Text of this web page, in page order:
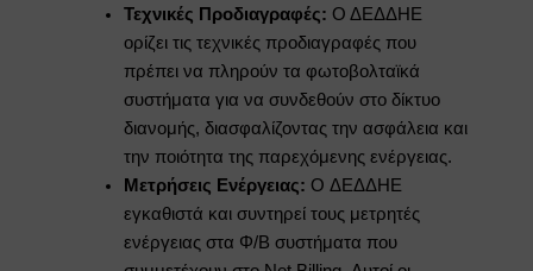
Τεχνικές Προδιαγραφές: Ο ΔΕΔΔΗΕ
ορίζει τις τεχνικές προδιαγραφές που
πρέπει να πληρούν τα φωτοβολταϊκά
συστήματα για να συνδεθούν στο δίκτυο
διανομής, διασφαλίζοντας την ασφάλεια και
την ποιότητα της παρεχόμενης ενέργειας.
Μετρήσεις Ενέργειας: O ΔΕΔΔΗΕ
εγκαθιστά και συντηρεί τους μετρητές
ενέργειας στα Φ/Β συστήματα που